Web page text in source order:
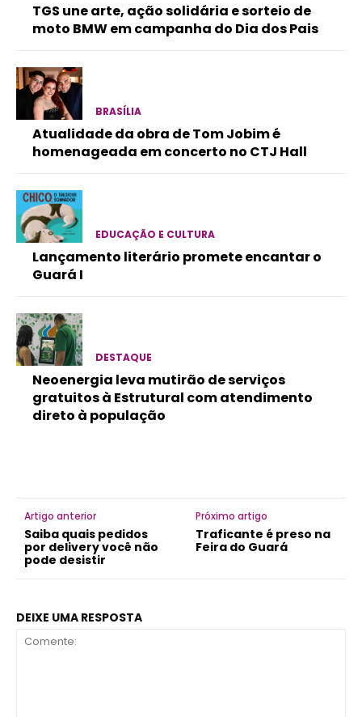
TGS une arte, ação solidária e sorteio de
moto BMW em campanha do Dia dos Pais
BRASÍLIA
Atualidade da obra de Tom Jobim é
homenageada em concerto no CTJ Hall
EDUCAÇÃO E CULTURA
Lançamento literário promete encantar o
Guará I
DESTAQUE
Neoenergia leva mutirão de serviços
gratuitos à Estrutural com atendimento
direto à população
Artigo anterior
Saiba quais pedidos
por delivery você não
pode desistir
Próximo artigo
Traficante é preso na
Feira do Guará
DEIXE UMA RESPOSTA